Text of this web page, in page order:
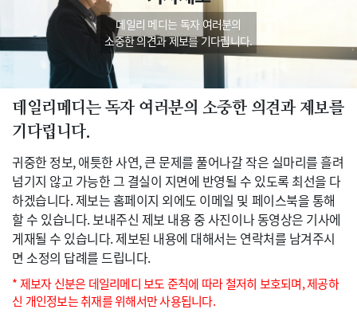
데일리 메디는 독자 여러분의
소중한 의견과 제보를 기다립니다.
데일리메디는 독자 여러분의 소중한 의견과 제보를
기다립니다.
귀중한 정보, 애틋한 사연, 큰 문제를 풀어나갈 작은 실마리를 흘려
넘기지 않고 가능한 그 결실이 지면에 반영될 수 있도록 최선을 다
하겠습니다. 제보는 홈페이지 외에도 이메일 및 페이스북을 통해
할 수 있습니다. 보내주신 제보 내용 중 사진이나 동영상은 기사에
게재될 수 있습니다. 제보된 내용에 대해서는 연락처를 남겨주시
면 소정의 답례를 드립니다.
* 제보자 신분은 데일리메디 보도 준칙에 따라 철저히 보호되며, 제공하
신 개인정보는 취재를 위해서만 사용됩니다.